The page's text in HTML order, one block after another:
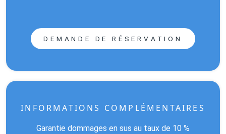
DEMANDE DE RÉSERVATION
INFORMATIONS COMPLÉMENTAIRES
Garantie dommages en sus au taux de 10 %